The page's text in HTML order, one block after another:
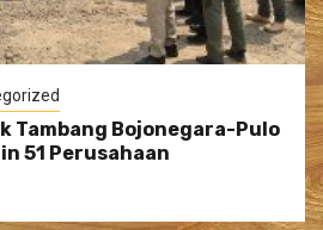
Tambang Bojonegara-Pulo
51 Perusahaan